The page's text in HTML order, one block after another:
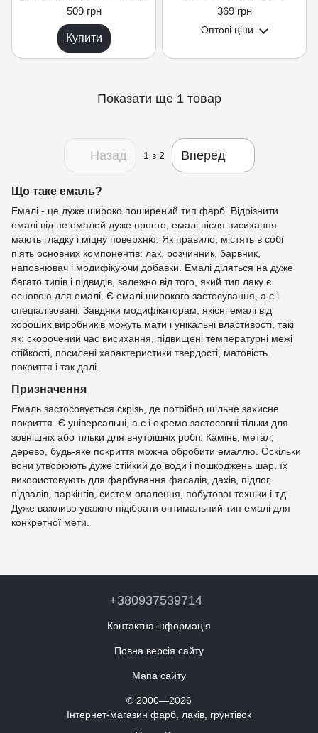
Чистий червоний RAL 3028,
0,75л
509 грн
Купити
369 грн
Оптові ціни
Показати ще 1 товар
Назад 1 з 2 Вперед
Що таке емаль?
Емалі - це дуже широко поширений тип фарб. Відрізнити
емалі від не емалей дуже просто, емалі після висихання
мають гладку і міцну поверхню. Як правило, містять в собі
п'ять основних компонентів: лак, розчинник, барвник,
наповнювач і модифікуючи добавки. Емалі діляться на дуже
багато типів і підвидів, залежно від того, який тип лаку є
основою для емалі. Є емалі широкого застосування, а є і
спеціалізовані. Завдяки модифікаторам, якісні емалі від
хороших виробників можуть мати і унікальні властивості, такі
як: скорочений час висихання, підвищені температурні межі
стійкості, посилені характеристики твердості, матовість
покриття і так далі.
Призначення
Емаль застосовується скрізь, де потрібно щільне захисне
покриття. Є універсальні, а є і окремо застосовні тільки для
зовнішніх або тільки для внутрішніх робіт. Камінь, метал,
дерево, будь-яке покриття можна обробити емаллю. Оскільки
вони утворюють дуже стійкий до води і пошкоджень шар, їх
використовують для фарбування фасадів, дахів, підлог,
підвалів, паркінгів, систем опалення, побутової техніки і т.д.
Дуже важливо уважно підібрати оптимальний тип емалі для
конкретної мети.
+380937539714
Контактна інформація
Повна версія сайту
Мапа сайту
© 2000—2026
Інтернет-магазин фарб, лаків, грунтівок